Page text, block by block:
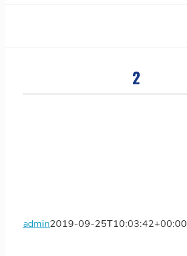
2
admin2019-09-25T10:03:42+00:00